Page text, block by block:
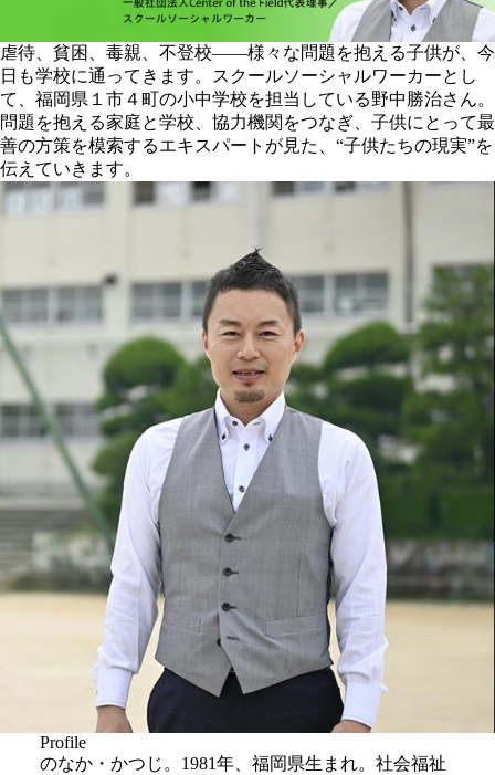
虐待、貧困、毒親、不登校――様々な問題を抱える子供が、今
日も学校に通ってきます。スクールソーシャルワーカーとし
て、福岡県１市４町の小中学校を担当している野中勝治さん。
問題を抱える家庭と学校、協力機関をつなぎ、子供にとって最
善の方策を模索するエキスパートが見た、“子供たちの現実”を
伝えていきます。
Profile
のなか・かつじ。1981年、福岡県生まれ。社会福祉